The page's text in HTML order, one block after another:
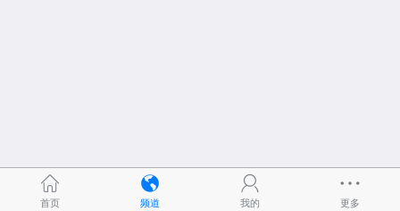
首页 频道 我的 更多